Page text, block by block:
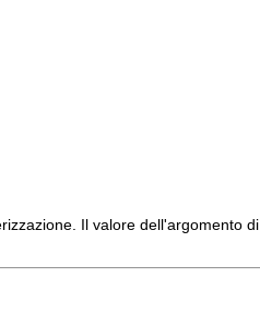
Il valore dell'argomento di